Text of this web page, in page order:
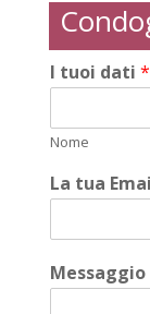
I tuoi dati *
Nome
La tua